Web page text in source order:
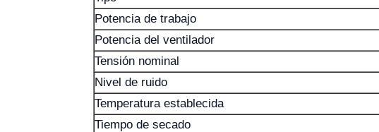
Potencia de trabajo
Potencia del ventilador
Tensión nominal
Nivel de ruido
Temperatura establecida
Tiempo de secado